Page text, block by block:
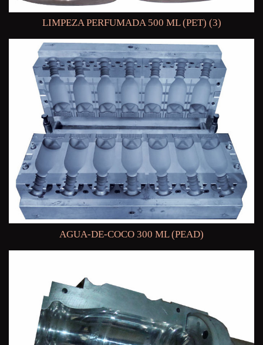
LIMPEZA PERFUMADA 500 ML (PET) (3)
AGUA-DE-COCO 300 ML (PEAD)